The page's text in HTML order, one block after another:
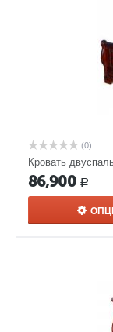
(0)
Кровать
86,900 Р